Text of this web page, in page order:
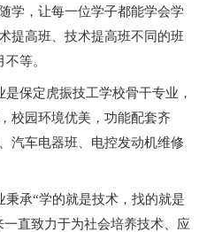
学，让每一位学子都能学会学
提高班、技术提高班不同的班
等。
保定虎振技工学校骨干专业，
校园环境优美，功能配套齐
汽车电器班、电控发动机维修
承“学的就是技术，找的就是
直致力于为社会培养技术、应